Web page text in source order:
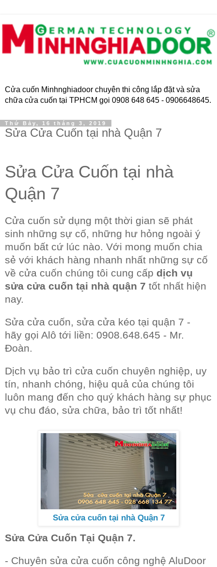
Cửa cuốn Minhnghiadoor chuyên thi công lắp đặt và sửa
chữa cửa cuốn tại TPHCM gọi 0908 648 645 - 0906648645.
Thứ Bảy, 16 tháng 3, 2019
Sửa Cửa Cuốn tại nhà Quận 7
Sửa Cửa Cuốn tại nhà
Quận 7
Cửa cuốn sử dụng một thời gian sẽ phát
sinh những sự cố, những hư hỏng ngoài ý
muốn bất cứ lúc nào. Với mong muốn chia
sẻ với khách hàng nhanh nhất những sự cố
về cửa cuốn chúng tôi cung cấp dịch vụ
sửa cửa cuốn tại nhà quận 7 tốt nhất hiện
nay.
Sửa cửa cuốn, sửa cửa kéo tại quận 7 -
hãy gọi Alô tới liền: 0908.648.645 - Mr.
Đoàn.
Dịch vụ bảo trì cửa cuốn chuyên nghiệp, uy
tín, nhanh chóng, hiệu quả của chúng tôi
luôn mang đến cho quý khách hàng sự phục
vụ chu đáo, sửa chữa, bảo trì tốt nhất!
Sửa cửa cuốn tại nhà Quận 7
Sửa Cửa Cuốn Tại Quận 7.
- Chuyên sửa cửa cuốn công nghệ AluDoor